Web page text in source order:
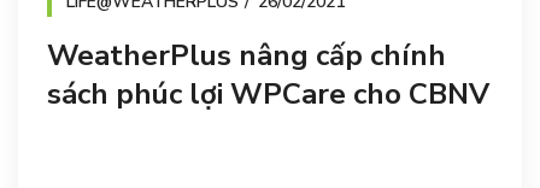
WeatherPlus nâng cấp chính
sách phúc lợi WPCare cho CBNV